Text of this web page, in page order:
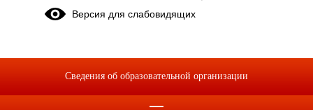
Численность иностранных
программам
Версия для слабовидящих
Сведения об образовательной организации